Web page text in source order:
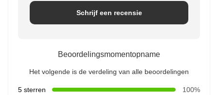
Schrijf een recensie
Beoordelingsmomentopname
Het volgende is de verdeling van alle beoordelingen
5 sterren
100%